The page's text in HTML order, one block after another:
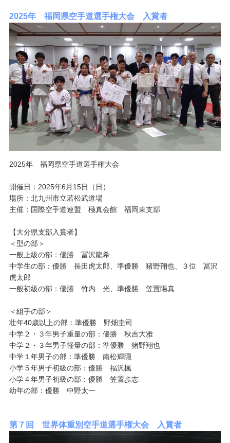
2025年 福岡県空手道選手権大会 入賞者
2025年 福岡県空手道選手権大会
開催日：2025年6月15日（日）
場所：北九州市立若松武道場
主催：国際空手道連盟 極真会館 福岡東支部
【大分県支部入賞者】
＜型の部＞
一般上級の部：優勝 冨沢龍希
中学生の部：優勝 長田虎太郎、準優勝 猪野翔也、３位 冨沢
虎太郎
一般初級の部：優勝 竹内 光、準優勝 笠置陽真
＜組手の部＞
壮年40歳以上の部：準優勝 野畑圭司
中学２・３年男子重量の部：優勝 秋吉大雅
中学２・３年男子軽量の部：準優勝 猪野翔也
中学１年男子の部：準優勝 南松輝隠
小学５年男子初級の部：優勝 福沢楓
小学４年男子初級の部：優勝 笠置歩志
幼年の部：優勝 中野太一
第７回 世界体重別空手道選手権大会 入賞者